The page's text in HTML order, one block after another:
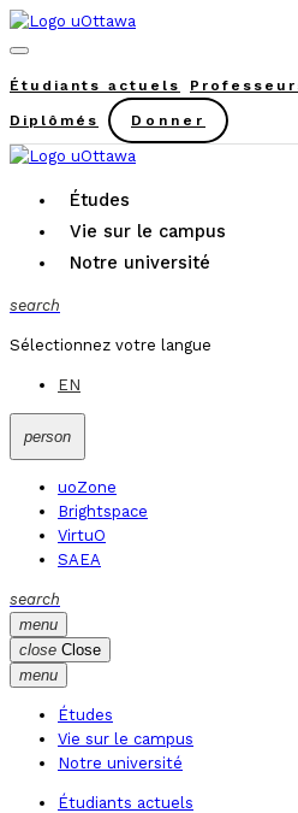
Étudiants actuels
Diplômés Donner
Études
Vie sur le campus
Notre université
search
Sélectionnez votre langue
EN
person
uoZone
Brightspace
VirtuO
SAEA
search
menu
close Close
menu
Études
Vie sur le campus
Notre université
Étudiants actuels